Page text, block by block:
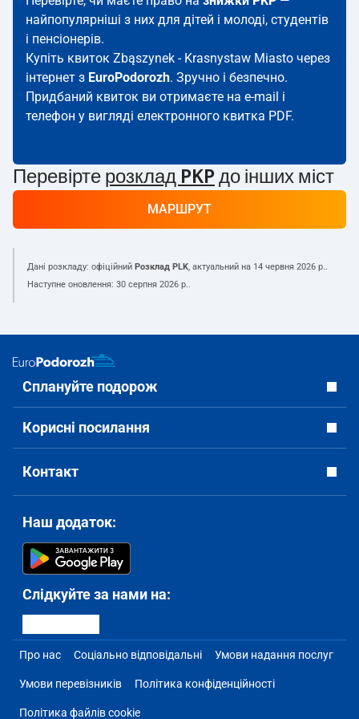
найпопулярніші з них для дітей і молоді, студентів
і пенсіонерів.
Купіть квиток Zbąszynek - Krasnystaw Miasto через
інтернет з EuroPodorozh. Зручно і безпечно.
Придбаний квиток ви отримаєте на e-mail і
телефон у вигляді електронного квитка PDF.
Перевірте розклад PKP до інших міст
МАРШРУТ
Дані розкладу: офіційний Розклад PLK, актуальний на 14 червня 2026 р..
Наступне оновлення: 30 серпня 2026 р..
Сплануйте подорож
Корисні посилання
Контакт
Наш додаток:
Слідкуйте за нами на:
Про нас Соціально відповідальні Умови надання послуг
Умови перевізників Політика конфіденційності
Політика файлів cookie